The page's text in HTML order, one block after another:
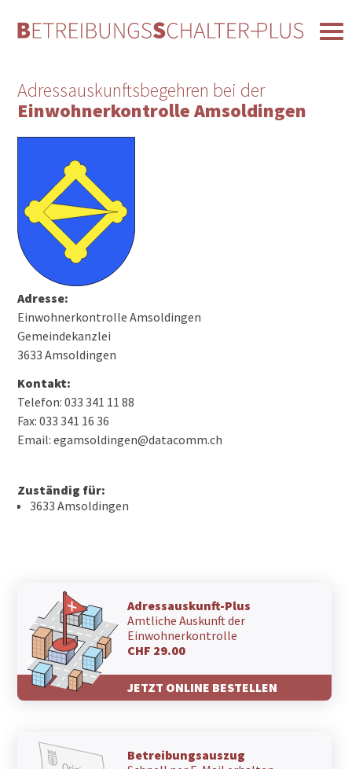
Adressauskunftsbegehren bei der
Einwohnerkontrolle Amsoldingen
Adresse:
Einwohnerkontrolle Amsoldingen
Gemeindekanzlei
3633 Amsoldingen
Kontakt:
Telefon: 033 341 11 88
Fax: 033 341 16 36
Email: egamsoldingen@datacomm.ch
Zuständig für:
3633 Amsoldingen
Adressauskunft-Plus
Amtliche Auskunft der
Einwohnerkontrolle
CHF 29.00
JETZT ONLINE BESTELLEN
Betreibungsauszug